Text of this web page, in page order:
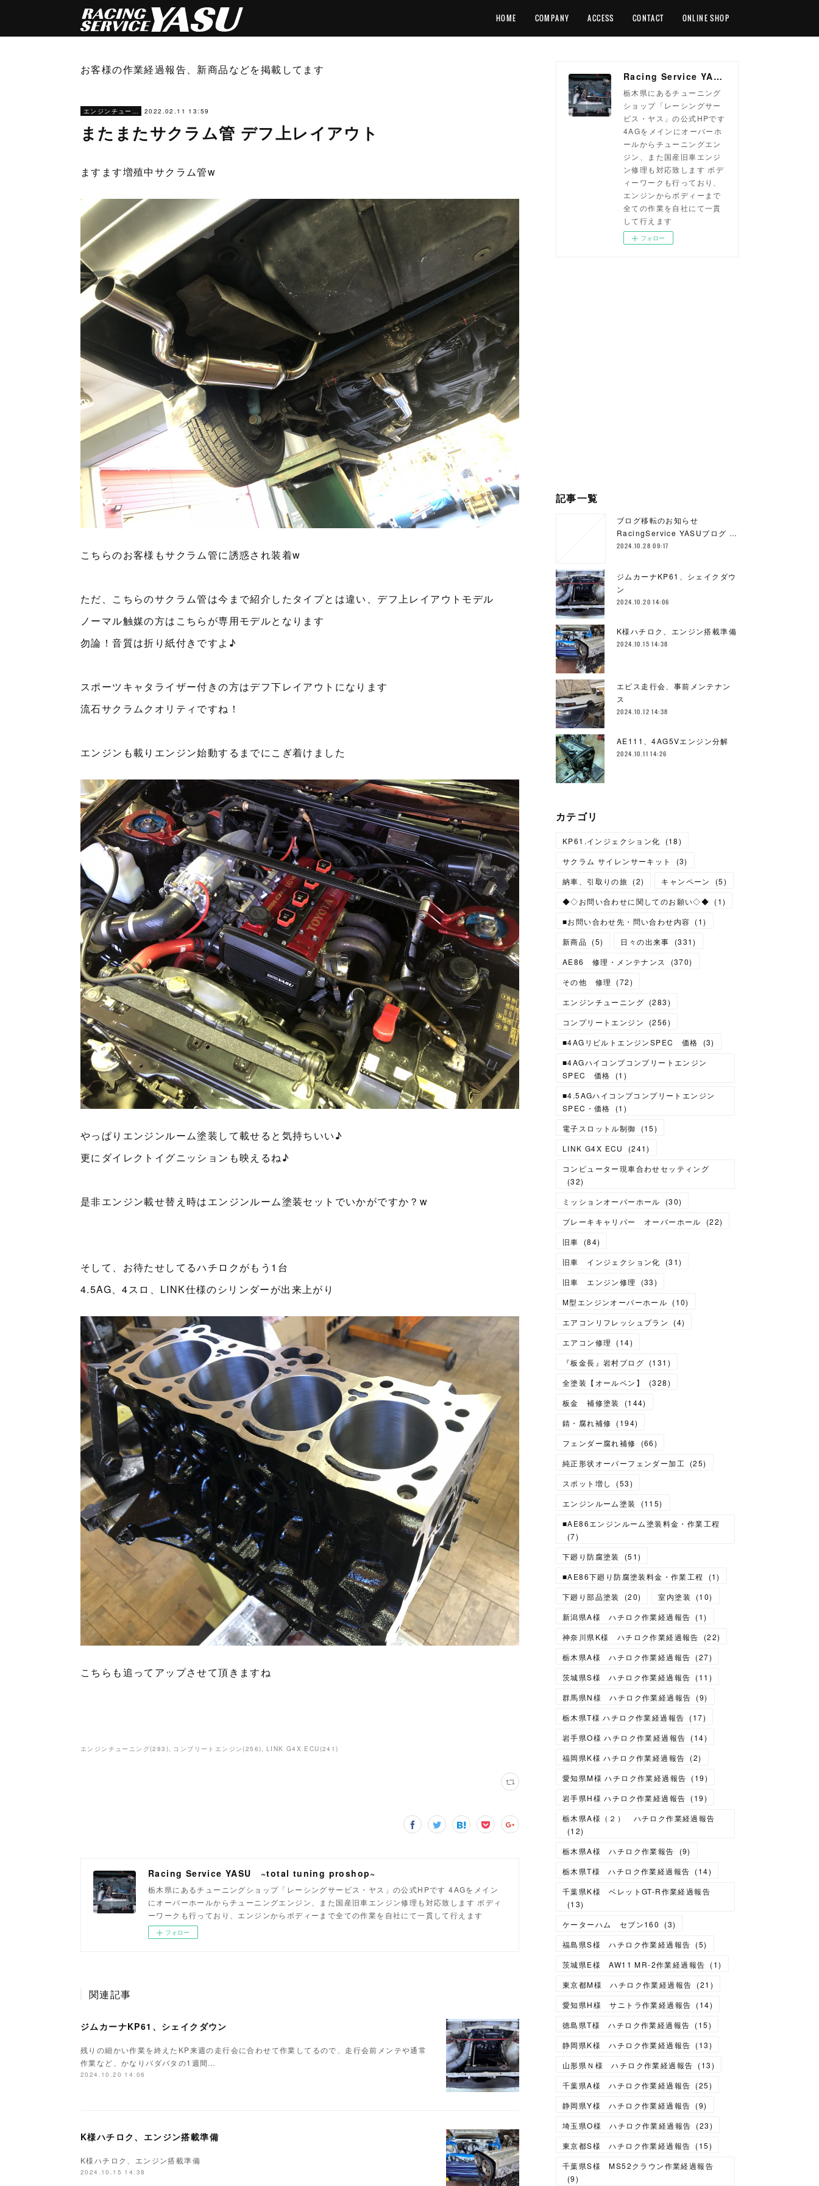
HOME COMPANY ACCESS CONTACT ONLINE SHOP
お客様の作業経過報告、新商品などを掲載してます
エンジンチューニング 2022.02.11 13:59
またまたサクラム管 デフ上レイアウト
ますます増殖中サクラム管w
こちらのお客様もサクラム管に誘惑され装着w
ただ、こちらのサクラム管は今まで紹介したタイプとは違い、デフ上レイアウトモデル
ノーマル触媒の方はこちらが専用モデルとなります
勿論！音質は折り紙付きですよ♪
スポーツキャタライザー付きの方はデフ下レイアウトになります
流石サクラムクオリティですね！
エンジンも載りエンジン始動するまでにこぎ着けました
やっぱりエンジンルーム塗装して載せると気持ちいい♪
更にダイレクトイグニッションも映えるね♪
是非エンジン載せ替え時はエンジンルーム塗装セットでいかがですか？w
そして、お待たせしてるハチロクがもう1台
4.5AG、4スロ、LINK仕様のシリンダーが出来上がり
こちらも追ってアップさせて頂きますね
エンジンチューニング(283 ) コンプリートエンジン(256) LINK G4X ECU(241)
Racing Service YASU ~total tuning proshop~
栃木県にあるチューニングショップ「レーシングサービス・ヤス」の公式HPです 4AGをメイン
にオーバーホールからチューニングエンジン、また国産旧車エンジン修理も対応致します ボディ
ーワークも行っており、エンジンからボディーまで全ての作業を自社にて一貫して行えます
フォロー
関連記事
ジムカーナKP61、シェイクダウン
残りの細かい作業を終えたKP来週の走行会に合わせて作業してるので、走行会前メンテや通常
作業など、かなりバダバタの1週間…
2024.10.20 14:06
K様ハチロク、エンジン搭載準備
K様ハチロク、エンジン搭載準備
2024.10.15 14:38
Racing Service YASU ~total tuning proshop~
栃木県にあるチューニング
ショップ「レーシングサー
ビス・ヤス」の公式HPです
4AGをメインにオーバーホ
ールからチューニングエン
ジン、また国産旧車エンジ
ン修理も対応致します ボデ
ィーワークも行っており、
エンジンからボディーまで
全ての作業を自社にて一貫
して行えます
フォロー
記事一覧
ブログ移転のお知らせ
RacingService YASUブログ …
2024.10.28 09:17
ジムカーナKP61、シェイクダウ
ン
2024.10.20 14:06
K様ハチロク、エンジン搭載準備
2024.10.15 14:38
エビス走行会、事前メンテナン
ス
2024.10.12 14:38
AE111、4AG5Vエンジン分解
2024.10.11 14:26
カテゴリ
KP61.インジェクション化 (18)
サクラム サイレンサーキット
(3)
納車、引取りの旅 (2) キャンペーン (5)
◆◇お問い合わせに関してのお願い◇◆ (1)
■お問い合わせ先・問い合わせ内容 (1)
新商品 (5) 日々の出来事 (331)
AE86 修理・メンテナンス
(370)
その他 修理
(72)
エンジンチューニング (283)
コンプリートエンジン
(256)
■4AGリビルトエンジンSPEC 価格
(3)
■4AGハイコンプコンプリートエンジン
SPEC 価格
(1 )
■4.5AGハイコンプコンプリートエンジン
SPEC・価格
(1 )
電子スロットル制御
(15)
LINK G4X ECU
(241)
コンピューター現車合わせセッティング
(32)
ミッションオーバーホール
(30)
ブレーキキャリパー オーバーホール
(22)
旧車
(84)
旧車 インジェクション化
(31)
旧車 エンジン修理
(33)
M型エンジンオーバーホール (10)
エアコンリフレッシュプラン
(4)
エアコン修理
(14)
『板金長』岩村ブログ (131 )
全塗装【オールペン】
(328)
板金 補修塗装
(144)
錆・腐れ補修 (194)
フェンダー腐れ補修
(66)
純正形状オーバーフェンダー加工
(25)
スポット増し
(53)
エンジンルーム塗装
(115)
■AE86エンジンルーム塗装料金・作業工程
(7)
下廻り防腐塗装
(51)
■AE86下廻り防腐塗装料金・作業工程
(1)
下廻り部品塗装
(20) 室内塗装 (10)
新潟県A様 ハチロク作業経過報告 (1)
神奈川県K様 ハチロク作業経過報告
(22)
栃木県A様 ハチロク作業経過報告 (27)
茨城県S様 ハチロク作業経過報告 (11 )
群馬県N様 ハチロク作業経過報告 (9)
栃木県T様 ハチロク作業経過報告 (17)
岩手県O様 ハチロク作業経過報告 (14)
福岡県K様 ハチロク作業経過報告 (2)
愛知県M様 ハチロク作業経過報告 (19)
岩手県H様 ハチロク作業経過報告 (19)
栃木県A様（２） ハチロク作業経過報告
(12)
栃木県A様 ハチロク作業報告
(9)
栃木県T様 ハチロク作業経過報告 (14)
千葉県K様 ベレットGT-R作業経過報告
(13)
ケーターハム セブン160
(3)
福島県S様 ハチロク作業経過報告 (5)
茨城県E様 AW11 MR-2作業経過報告 (1)
東京都M様 ハチロク作業経過報告 (21 )
愛知県H様 サニトラ作業経過報告 (14)
徳島県T様 ハチロク作業経過報告 (15)
静岡県K様 ハチロク作業経過報告 (13)
山形県Ｎ様 ハチロク作業経過報告 (13)
千葉県A様 ハチロク作業経過報告 (25)
静岡県Y様 ハチロク作業経過報告 (9)
埼玉県O様 ハチロク作業経過報告 (23)
東京都S様 ハチロク作業経過報告 (15)
千葉県S様 MS52クラウン作業経過報告
(9)